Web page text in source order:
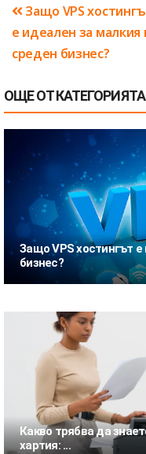
Навигация
Защо VPS
е идеален за малкия
среден бизнес?
ОЩЕ ОТ КАТЕГОРИЯТА
Защо VPS хостингът
бизнес?
Какво трябва да
хартия: ...